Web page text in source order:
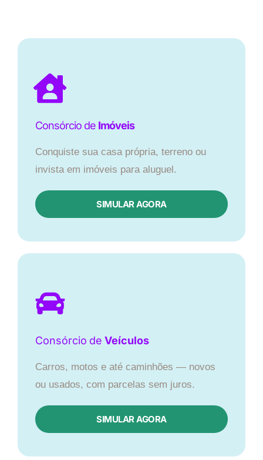
Consórcio de Imóveis
Conquiste sua casa própria, terreno ou
invista em imóveis para aluguel.
SIMULAR AGORA​
Consórcio de Veículos
Carros, motos e até caminhões — novos
ou usados, com parcelas sem juros.
SIMULAR AGORA